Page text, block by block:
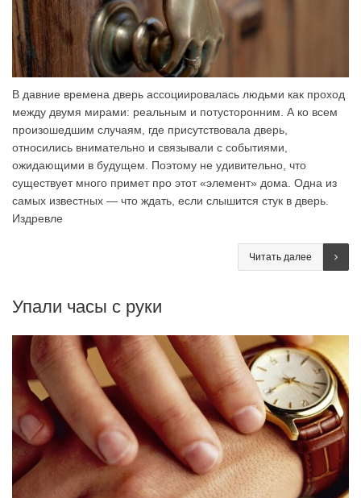
В давние времена дверь ассоциировалась людьми как проход
между двумя мирами: реальным и потусторонним. А ко всем
произошедшим случаям, где присутствовала дверь,
относились внимательно и связывали с событиями,
ожидающими в будущем. Поэтому не удивительно, что
существует много примет про этот «элемент» дома. Одна из
самых известных — что ждать, если слышится стук в дверь.
Издревле
Читать далее
Упали часы с руки